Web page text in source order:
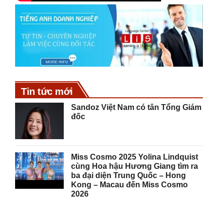
Tin tức mới
Sandoz Việt Nam có tân Tổng Giám
đốc
Miss Cosmo 2025 Yolina Lindquist
cùng Hoa hậu Hương Giang tìm ra
ba đại diện Trung Quốc – Hong
Kong – Macau đến Miss Cosmo
2026